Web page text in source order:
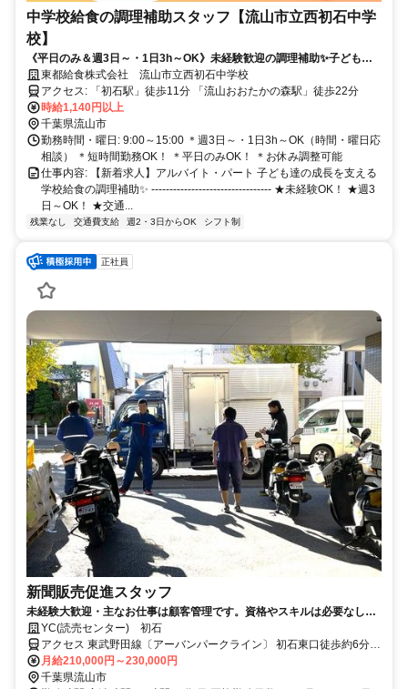
中学校給食の調理補助スタッフ【流山市立西初石中学
校】
《平日のみ＆週3日～・1日3h～OK》未経験歓迎の調理補助✨子どもの
長期休み時は一緒にお休み♪✨短時間・扶養内OK
東都給食株式会社 流山市立西初石中学校
アクセス: 「初石駅」徒歩11分 「流山おおたかの森駅」徒歩22分
時給1,140円以上
千葉県流山市
勤務時間・曜日: 9:00～15:00 ＊週3日～・1日3h～OK（時間・曜日応
相談） ＊短時間勤務OK！ ＊平日のみOK！ ＊お休み調整可能
仕事内容: 【新着求人】アルバイト・パート 子ども達の成長を支える
学校給食の調理補助✨ --------------------------------- ★未経験OK！ ★週3
日～OK！ ★交通...
残業なし 交通費支給 週2・3日からOK シフト制
正社員
新聞販売促進スタッフ
未経験大歓迎・主なお仕事は顧客管理です。資格やスキルは必要なし。
日々の業務で月収もアップ！
YC(読売センター) 初石
アクセス 東武野田線〔アーバンパークライン〕 初石東口徒歩約6分、
東武野田線〔アーバンパークライン〕 江戸川台東口徒歩約20分、東
武野田線〔アーバンパークライン〕 流山おおたかの森北出口徒歩約
月給210,000円～230,000円
千葉県流山市